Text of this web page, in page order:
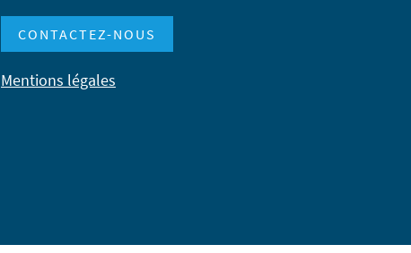
CONTACTEZ-NOUS
Mentions légales